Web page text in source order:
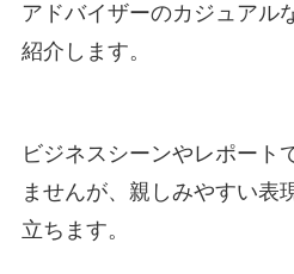
アドバイザーのカジュアル
紹介します。
ビジネスシーンやレポート
ませんが、親しみやすい表
立ちます。